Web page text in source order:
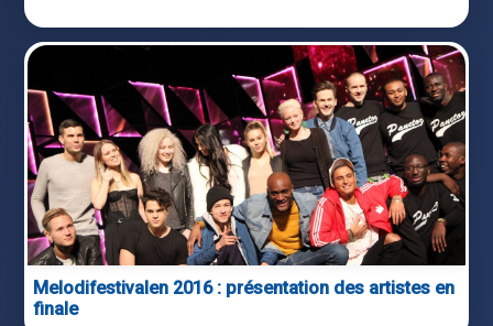
Melodifestivalen 2016 : présentation des artistes en
finale